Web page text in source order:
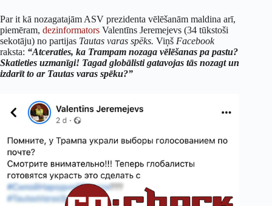
Par it kā nozagatajām ASV prezidenta vēlēšanām maldina arī,
piemēram, dezinformators Valentīns Jeremejevs (34 tūkstoši
sekotāju) no partijas Tautas varas spēks. Viņš Facebook
raksta: “Atceraties, ka Trampam nozaga vēlēšanas pa pastu?
Skatieties uzmanīgi! Tagad globālisti gatavojas tās nozagt un
izdarīt to ar Tautas varas spēku?”